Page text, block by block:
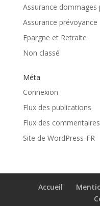
Assurance dommages
Assurance prévoyance
Epargne et Retraite
Non classé
Méta
Connexion
Flux des publications
Flux des commentaires
Site de WordPress-FR
Accueil